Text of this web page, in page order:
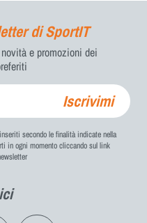
di SportIT
e promozioni dei
Iscrivimi
secondo le finalità indicate nella
in ogni momento cliccando sul link